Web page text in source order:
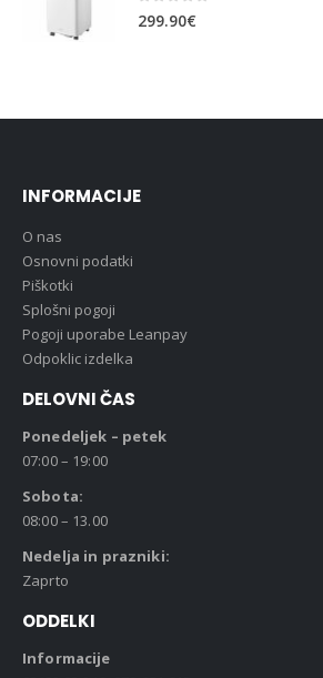
104.99€.
0 out of 5
299.90€
INFORMACIJE
O nas
Osnovni podatki
Piškotki
Splošni pogoji
Pogoji uporabe Leanpay
Odpoklic izdelka
DELOVNI ČAS
Ponedeljek – petek
07:00 – 19:00
Sobota:
08:00 – 13.00
Nedelja in prazniki:
Zaprto
ODDELKI
Informacije